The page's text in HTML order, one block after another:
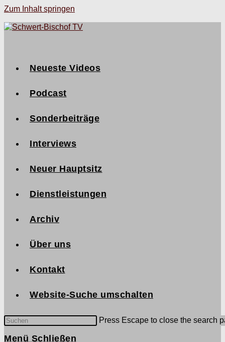
Zum Inhalt springen
Neueste Videos
Podcast
Sonderbeiträge
Interviews
Neuer Hauptsitz
Dienstleistungen
Archiv
Über uns
Kontakt
Website-Suche umschalten
Press Escape to close the search
Menü Schließen